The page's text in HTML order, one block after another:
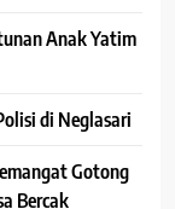
Anak Yatim
di Neglasari
Gotong
Bercak